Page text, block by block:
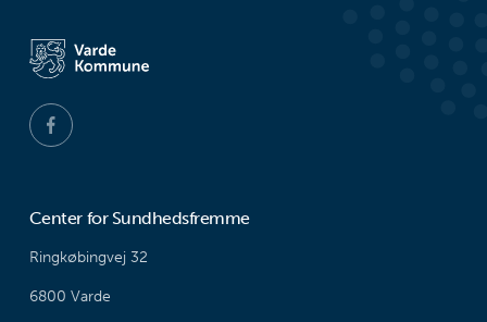
Center for Sundhedsfremme
Ringkøbingvej 32
6800 Varde